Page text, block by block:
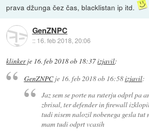
prava džunga čez čas, blacklistan ip itd.
GenZNPC
:: 16. feb 2018, 20:06
klinkerje 16. feb 2018 ob 18:37izjavil:
GenZNPCje 16. feb 2018 ob 16:58izjavil:
Jaz sem se porte na ruterju odprl pa
zbrisal, ter defender in firewall
tudi nisem nalozil nobenega gesla tut
mam tudi odprt vcasih